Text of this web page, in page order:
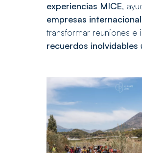
experiencias MICE,
empresas
transformar reuniones e
recuerdos inolvidables